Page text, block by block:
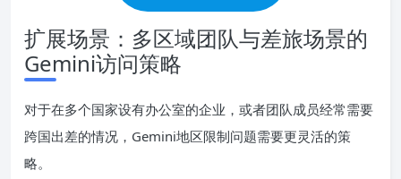
扩展场景：多区域团队与差旅场景的
Gemini访问策略
对于在多个国家设有办公室的企业，或者团队成员经常需要
跨国出差的情况，Gemini地区限制问题需要更灵活的策
略。